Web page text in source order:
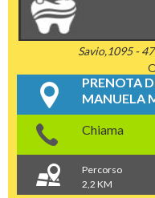
Savio,1095 -
PRENOTA
MANUELA
Chiama
Percorso
2,2 KM